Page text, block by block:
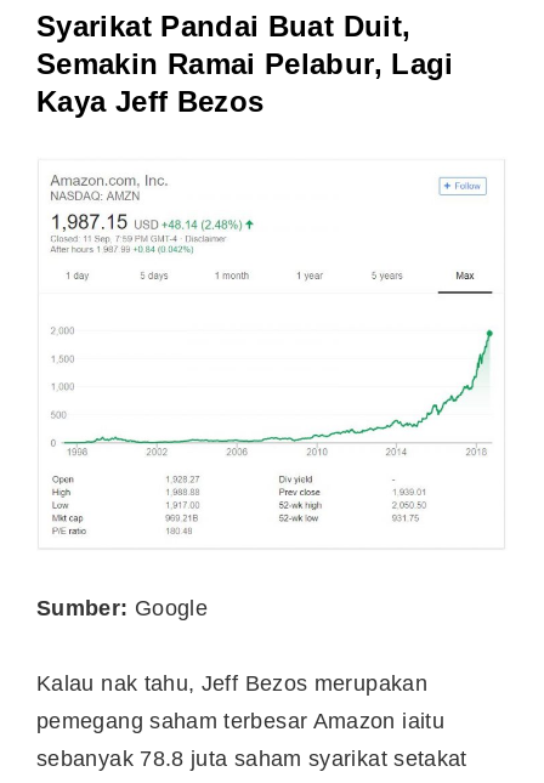
Syarikat Pandai Buat Duit,
Semakin Ramai Pelabur, Lagi
Kaya Jeff Bezos
Sumber: Google
Kalau nak tahu, Jeff Bezos merupakan
pemegang saham terbesar Amazon iaitu
sebanyak 78.8 juta saham syarikat setakat